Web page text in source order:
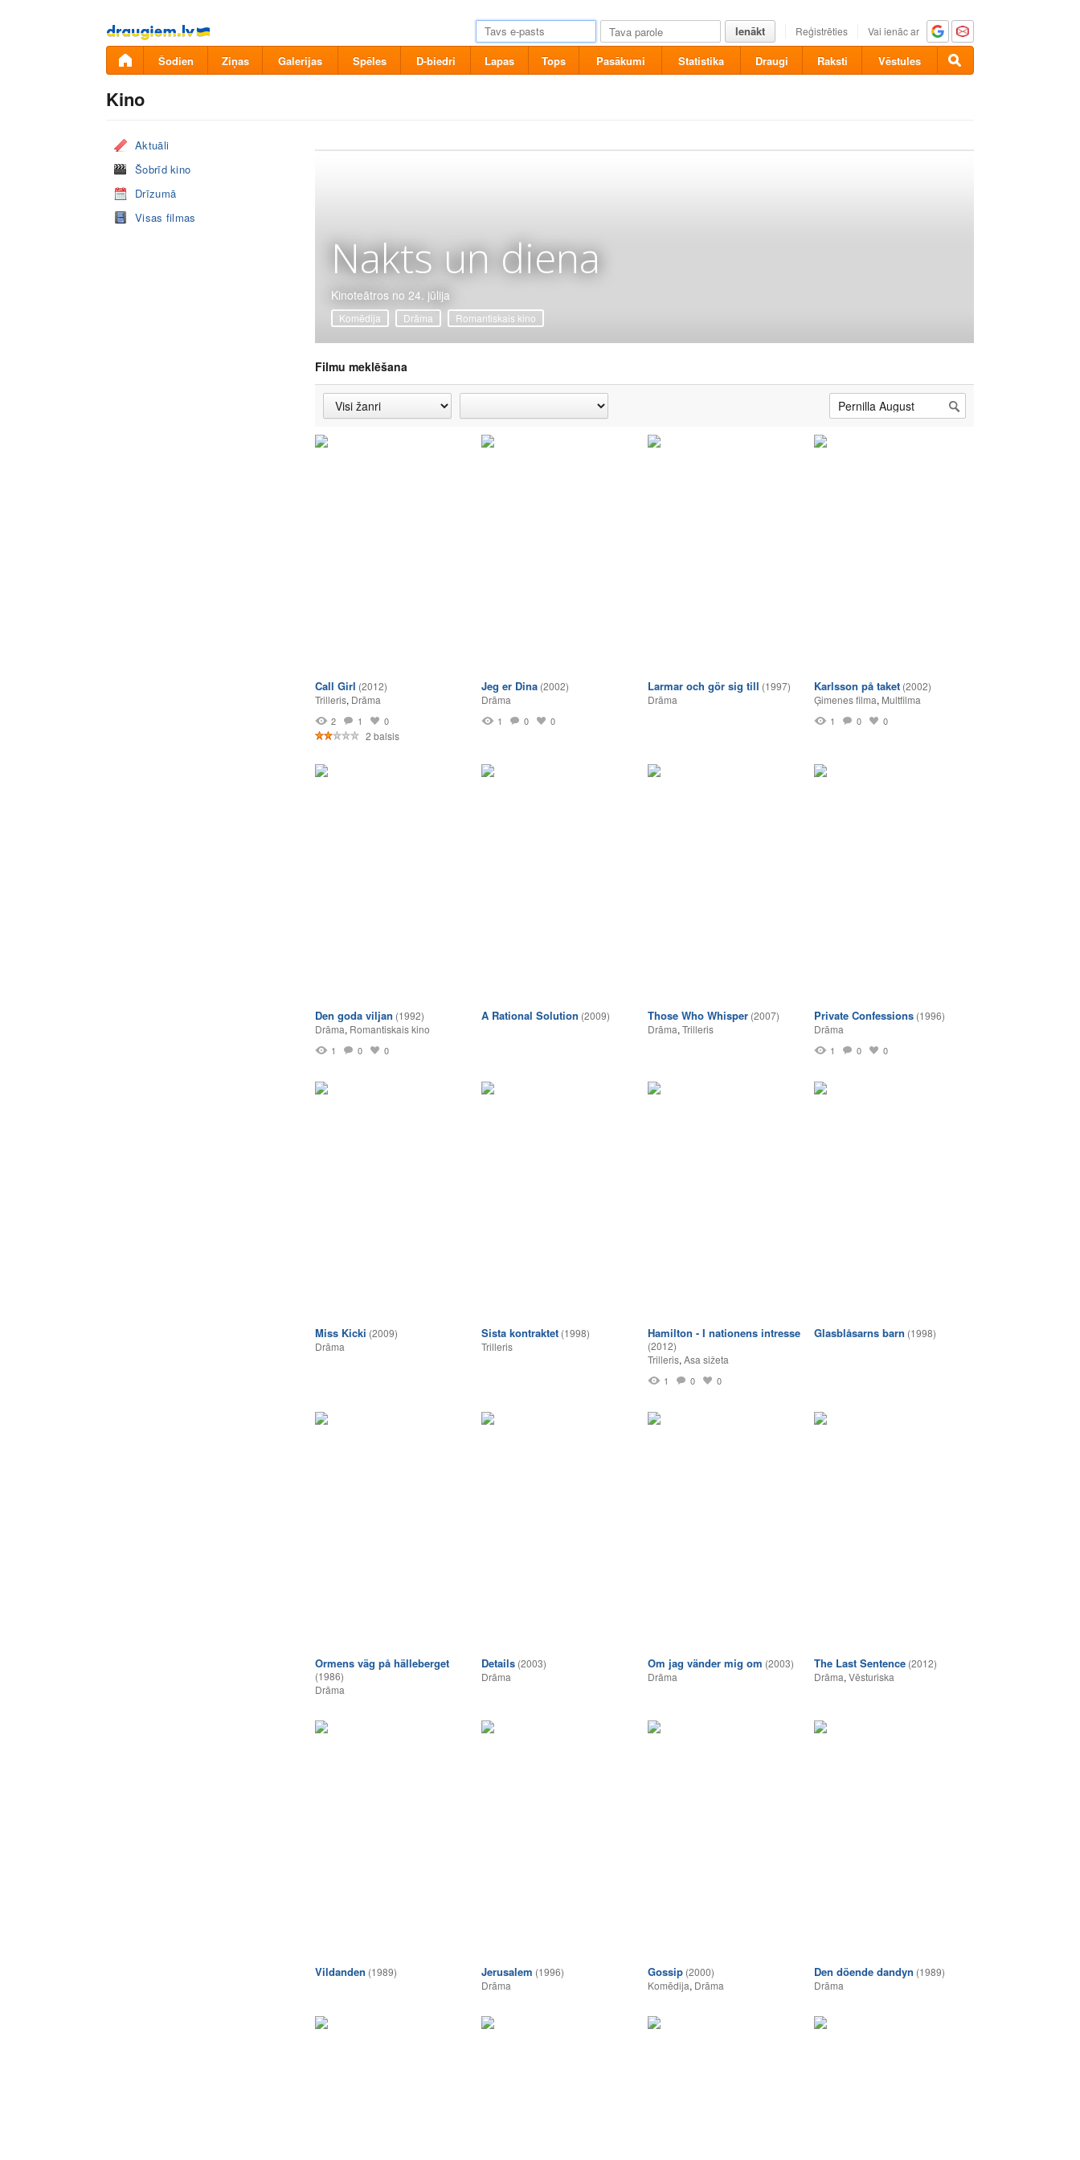
Pāriet
uz
saturu
Ienākt Reģistrēties Vai ienāc ar
Šodien Ziņas Galerijas Spēles D-biedri Lapas Tops Pasākumi Statistika Draugi Raksti Vēstules
Kino
Aktuāli
Šobrīd kino
Drīzumā
Visas filmas
Nakts un diena
Kinoteātros no 24. jūlija
Komēdija Drāma Romantiskais kino
Filmu meklēšana
Call Girl (2012)
Trilleris, Drāma
2 1 0
2 balsis
Jeg er Dina (2002)
Drāma
1 0 0
Larmar och gör sig till (1997)
Drāma
Karlsson på taket (2002)
Ģimenes filma, Multfilma
1 0 0
Den goda viljan (1992)
Drāma, Romantiskais kino
1 0 0
A Rational Solution (2009) Those Who Whisper (2007)
Drāma, Trilleris
Private Confessions (1996)
Drāma
1 0 0
Miss Kicki (2009)
Drāma
Sista kontraktet (1998)
Trilleris
Hamilton - I nationens intresse
(2012)
Trilleris, Asa sižeta
1 0 0
Glasblåsarns barn (1998)
Ormens väg på hälleberget
(1986)
Drāma
Details (2003)
Drāma
Om jag vänder mig om (2003)
Drāma
The Last Sentence (2012)
Drāma, Vēsturiska
Vildanden (1989) Jerusalem (1996)
Drāma
Gossip (2000)
Komēdija, Drāma
Den döende dandyn (1989)
Drāma